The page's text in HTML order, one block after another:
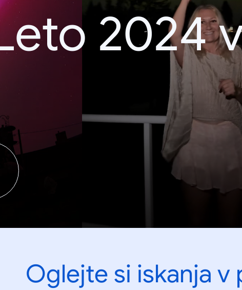
2024
Oglejte si iskanja v